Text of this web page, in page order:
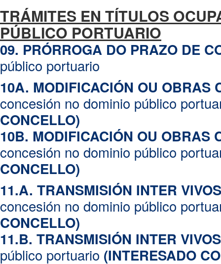
TRÁMITES EN TÍTULOS
PÚBLICO PORTUARIO
09. PRÓRROGA DO PRAZO DE
público portuario
10A. MODIFICACIÓN OU OBRAS
concesión no dominio público
CONCELLO)
10B. MODIFICACIÓN OU OBRAS
concesión no dominio público
CONCELLO)
11.A. TRANSMISIÓN INTER
concesión no dominio público
CONCELLO)
11.B. TRANSMISIÓN INTER VIVOS
público portuario (INTERESADO